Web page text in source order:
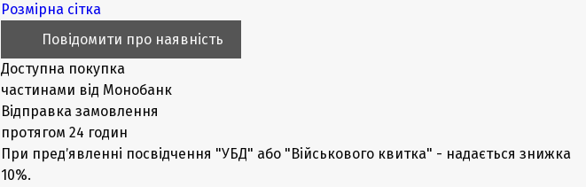
Розмірна сітка
Повідомити про наявність
Доступна покупка
частинами від Монобанк
Відправка замовлення
протягом 24 годин
При предʼявленні посвідчення "УБД" або "Військового квитка" - надається знижка
10%.